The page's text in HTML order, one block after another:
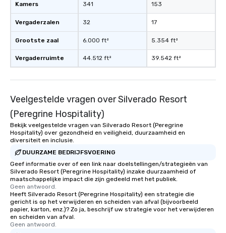
Kamers
Vergaderzalen
Grootste zaal
Vergaderruimte
341
32
6.000 ft²
44.512 ft²
153
17
5.354 ft²
39.542 ft²
Veelgestelde vragen over Silverado Resort
(Peregrine Hospitality)
Bekijk veelgestelde vragen van Silverado Resort (Peregrine
Hospitality) over gezondheid en veiligheid, duurzaamheid en
diversiteit en inclusie.
DUURZAME BEDRIJFSVOERING
Geef informatie over of een link naar doelstellingen/strategieën van
Silverado Resort (Peregrine Hospitality) inzake duurzaamheid of
maatschappelijke impact die zijn gedeeld met het publiek.
Geen antwoord.
Heeft Silverado Resort (Peregrine Hospitality) een strategie die
gericht is op het verwijderen en scheiden van afval (bijvoorbeeld
papier, karton, enz.)? Zo ja, beschrijf uw strategie voor het verwijderen
en scheiden van afval.
Geen antwoord.